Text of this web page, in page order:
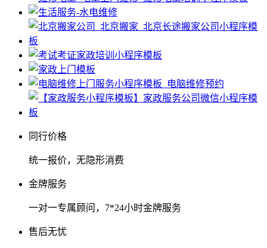
同行价格
统一报价，无隐形消费
金牌服务
一对一专属顾问，7*24小时金牌服务
售后无忧